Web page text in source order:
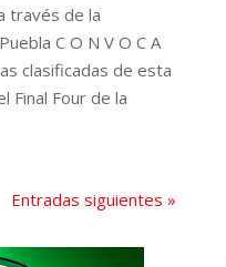
través de la
C O N V O C A
clasificadas de esta
Final Four de la
Entradas siguientes »